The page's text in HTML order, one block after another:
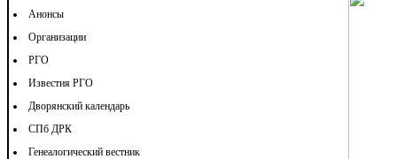
Анонсы
Организации
РГО
Известия РГО
Дворянский календарь
СПб ДРК
Генеалогический вестник